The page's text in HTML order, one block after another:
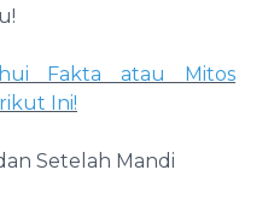
Fakta atau Mitos
Ini!
Setelah Mandi